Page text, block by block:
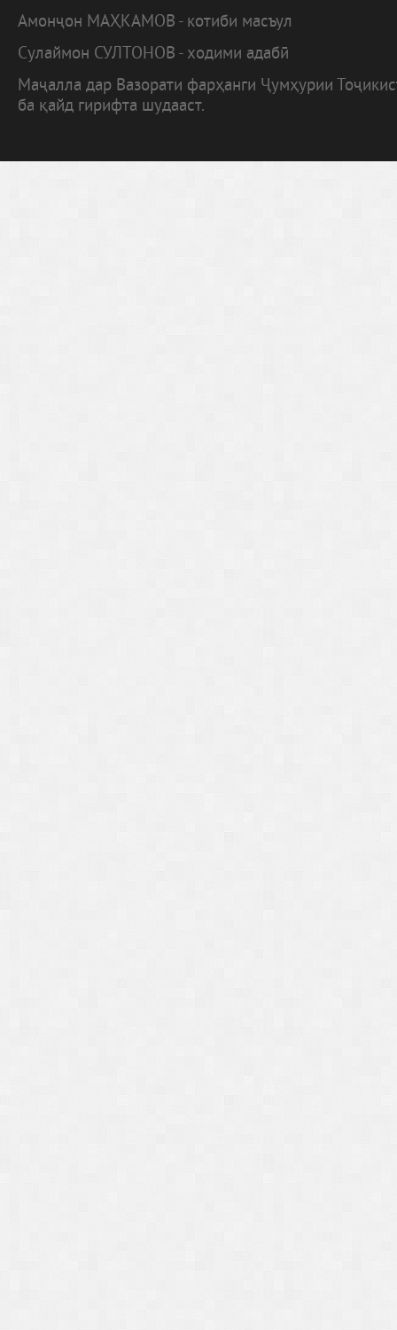
Амонҷон МАҲКАМОВ - котиби масъул
Сулаймон СУЛТОНОВ - ходими адабӣ
Маҷалла дар Вазорати фарҳанги Ҷумҳурии
ба қайд гирифта шудааст.